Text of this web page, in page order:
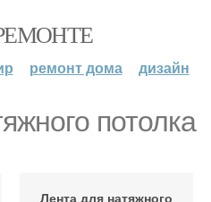
ремонт дома дизайн
потолка
Лента для натяжного